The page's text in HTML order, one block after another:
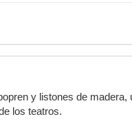
y listones de
los teatros.